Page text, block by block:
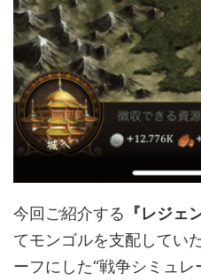
今回ご紹介する 『レジェ
てモンゴルを支配してい
ーフにした“戦争シミュレ